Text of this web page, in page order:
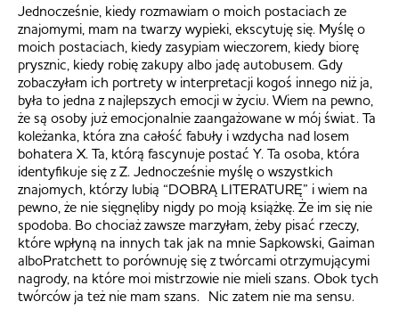
Jednocześnie, kiedy rozmawiam o moich postaciach ze
znajomymi, mam na twarzy wypieki, ekscytuję się. Myślę o
moich postaciach, kiedy zasypiam wieczorem, kiedy biorę
prysznic, kiedy robię zakupy albo jadę autobusem. Gdy
zobaczyłam ich portrety w interpretacji kogoś innego niż ja,
była to jedna z najlepszych emocji w życiu. Wiem na pewno,
że są osoby już emocjonalnie zaangażowane w mój świat. Ta
koleżanka, która zna całość fabuły i wzdycha nad losem
bohatera X. Ta, którą fascynuje postać Y. Ta osoba, która
identyfikuje się z Z. Jednocześnie myślę o wszystkich
znajomych, którzy lubią “DOBRĄ LITERATURĘ” i wiem na
pewno, że nie sięgnęliby nigdy po moją książkę. Że im się nie
spodoba. Bo chociaż zawsze marzyłam, żeby pisać rzeczy,
które wpłyną na innych tak jak na mnie Sapkowski, Gaiman
alboPratchett to porównuję się z twórcami otrzymującymi
nagrody, na które moi mistrzowie nie mieli szans. Obok tych
twórców ja też nie mam szans. Nic zatem nie ma sensu.